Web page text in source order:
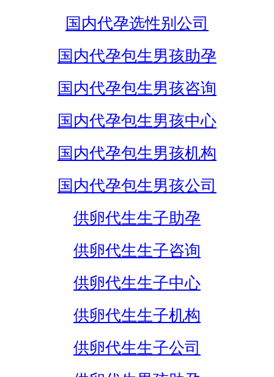
国内代孕选性别公司
国内代孕包生男孩助孕
国内代孕包生男孩咨询
国内代孕包生男孩中心
国内代孕包生男孩机构
国内代孕包生男孩公司
供卵代生生子助孕
供卵代生生子咨询
供卵代生生子中心
供卵代生生子机构
供卵代生生子公司